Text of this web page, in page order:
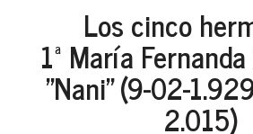
Los cinco
1ª María
"Nani" (9-02-
2.015)